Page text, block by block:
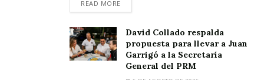
READ MORE
David Collado respalda
propuesta para llevar a Juan
Garrigó a la Secretaría
General del PRM